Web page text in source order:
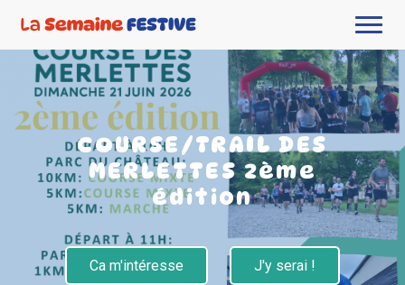
COURSE/TRAIL DES
MERLETTES 2ème
édition
Ca m'intéresse J'y serai !